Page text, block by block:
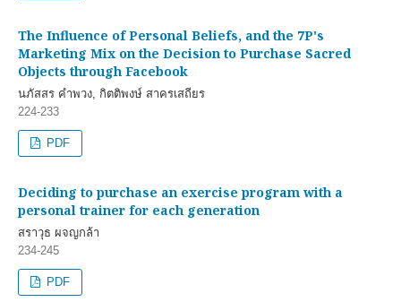
The Influence of Personal Beliefs, and the 7P's
Marketing Mix on the Decision to Purchase Sacred
Objects through Facebook
นภัสสร คำพวง, กิตติพงษ์ สาครเสถียร
224-233
PDF
Deciding to purchase an exercise program with a
personal trainer for each generation
สราวุธ ผจญกล้า
234-245
PDF